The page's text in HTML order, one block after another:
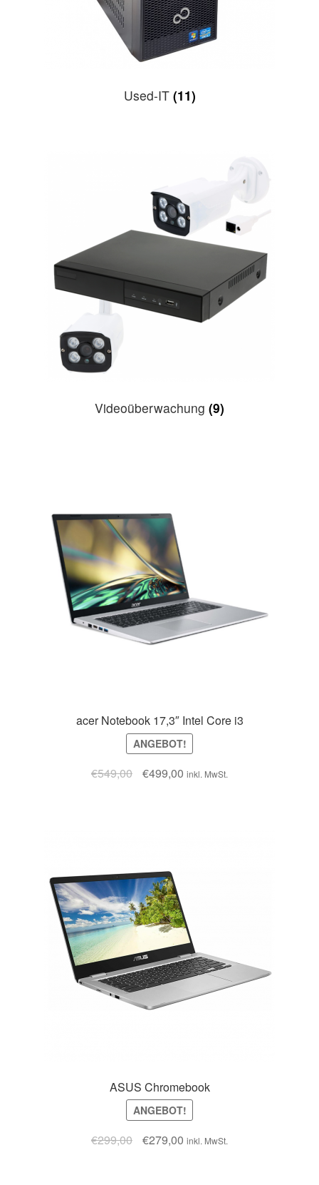
Used-IT (11)
Videoüberwachung (9)
acer Notebook 17,3″ Intel Core i3
ANGEBOT!
€549,00 €499,00 inkl. MwSt.
ASUS Chromebook
ANGEBOT!
€299,00 €279,00 inkl. MwSt.